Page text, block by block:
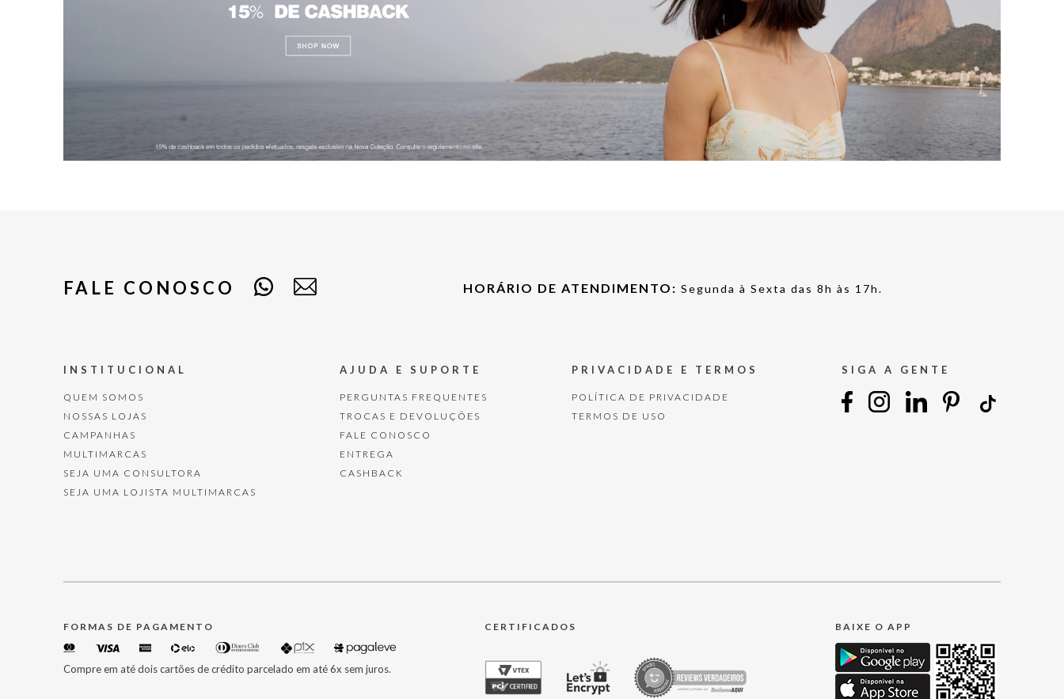
FALE CONOSCO HORÁRIO DE ATENDIMENTO: Segunda à Sexta das 8h às 17h.
INSTITUCIONAL
QUEM SOMOS
NOSSAS LOJAS
CAMPANHAS
MULTIMARCAS
SEJA UMA CONSULTORA
SEJA UMA LOJISTA MULTIMARCAS
AJUDA E SUPORTE
PERGUNTAS FREQUENTES
TROCAS E DEVOLUÇÕES
FALE CONOSCO
ENTREGA
CASHBACK
PRIVACIDADE E TERMOS
POLÍTICA DE PRIVACIDADE
TERMOS DE USO
SIGA A GENTE
FORMAS DE PAGAMENTO
Compre em até dois cartões de crédito parcelado em até 6x sem juros.
CERTIFICADOS BAIXE O APP